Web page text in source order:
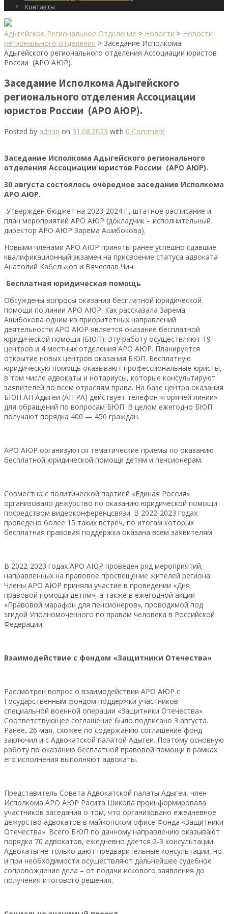
Контакты
Адыгейское Региональное Отделение > Новости > Новости
регионального отделения > Заседание Исполкома
Адыгейского регионального отделения Ассоциации юристов
России (АРО АЮР).
Заседание Исполкома Адыгейского
регионального отделения Ассоциации
юристов России (АРО АЮР).
Posted by admin on 31.08.2023 with 0 Comment
Заседание Исполкома Адыгейского регионального
отделения Ассоциации юристов России (АРО АЮР).
30 августа состоялось очередное заседание Исполкома
АРО АЮР.
Утвержден бюджет на 2023-2024 г., штатное расписание и
план мероприятий АРО АЮР (докладчик – исполнительный
директор АРО АЮР Зарема Ашибокова).
Новыми членами АРО АЮР приняты ранее успешно сдавшие
квалификационный экзамен на присвоение статуса адвоката
Анатолий Кабельков и Вячеслав Чич.
Бесплатная юридическая помощь
Обсуждены вопросы оказания бесплатной юридической
помощи по линии АРО АЮР. Как рассказала Зарема
Ашибокова одним из приоритетных направлений
деятельности АРО АЮР является оказание бесплатной
юридической помощи (БЮП). Эту работу осуществляют 19
центров и 4 местных отделения АРО АЮР. Планируется
открытие новых центров оказания БЮП. Бесплатную
юридическую помощь оказывают профессиональные юристы,
в том числе адвокаты и нотариусы, которые консультируют
заявителей по всем отраслям права. На базе центра оказания
БЮП АП Адыгеи (АП РА) действует телефон «горячей линии»
для обращений по вопросам БЮП. В целом ежегодно БЮП
получают порядка 400 — 450 граждан.
АРО АЮР организуются тематические приемы по оказанию
бесплатной юридической помощи детям и пенсионерам.
Совместно с политической партией «Единая Россия»
организовало дежурство по оказанию юридической помощи
посредством видеоконференцсвязи. В 2022-2023 годах
проведено более 15 таких встреч, по итогам которых
бесплатная правовая поддержка оказана всем заявителям.
В 2022-2023 годах АРО АЮР проведен ряд мероприятий,
направленных на правовое просвещение жителей региона.
Члены АРО АЮР приняли участие в проведении «Дня
правовой помощи детям», а также в ежегодной акции
«Правовой марафон для пенсионеров», проводимой под
эгидой Уполномоченного по правам человека в Российской
Федерации.
Взаимодействие с фондом «Защитники Отечества»
Рассмотрен вопрос о взаимодействии АРО АЮР с
Государственным фондом поддержки участников
специальной военной операции «Защитники Отечества».
Соответствующее соглашение было подписано 3 августа.
Ранее, 26 мая, схожее по содержанию соглашение фонд
заключил и с Адвокатской палатой Адыгеи. Поэтому основную
работу по оказанию бесплатной правовой помощи в рамках
его исполнения выполняют адвокаты.
Представитель Совета Адвокатской палаты Адыгеи, член
Исполкома АРО АЮР Расита Шикова проинформировала
участников заседания о том, что организовано ежедневное
дежурство адвокатов в майкопском офисе Фонда «Защитники
Отечества». Всего БЮП по данному направлению оказывают
порядка 70 адвокатов, ежедневно дается 2-3 консультации.
Адвокаты не только дают предварительные консультации, но
и при необходимости осуществляют дальнейшее судебное
сопровождение дела – от подачи искового заявления до
получения итогового решения.